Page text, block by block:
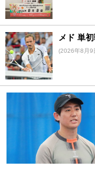
メド 単
(2026年8月9